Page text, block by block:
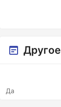
Другое
Да